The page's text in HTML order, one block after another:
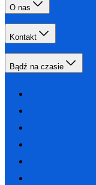
O nas
Kontakt
Bądź na czasie